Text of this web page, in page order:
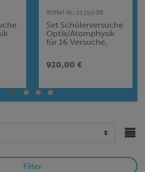
Artikel-Nr.:15350-88
Set Schülerversuche
Optik/Atomphysik
für 16 Versuche,
920,00 €
Filter